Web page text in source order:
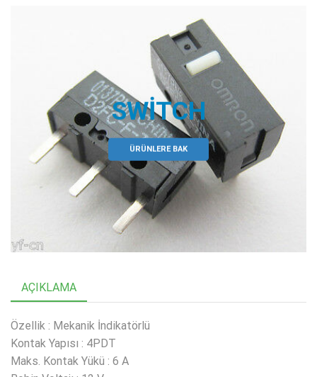
SWITCH
ÜRÜNLERE BAK
AÇIKLAMA
Özellik : Mekanik İndikatörlü
Kontak Yapısı : 4PDT
Maks. Kontak Yükü : 6 A